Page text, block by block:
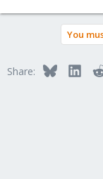
You
Share: Bluesky